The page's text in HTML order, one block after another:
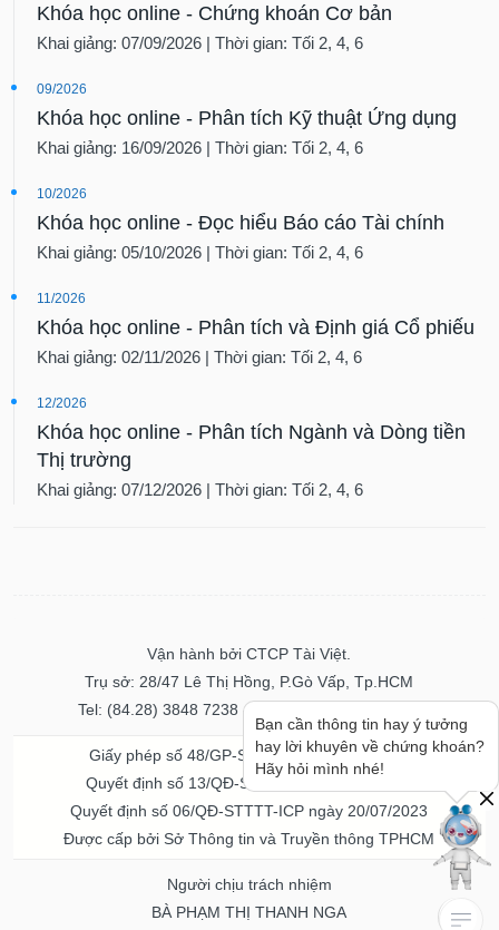
Khóa học online - Chứng khoán Cơ bản
Khai giảng: 07/09/2026 | Thời gian: Tối 2, 4, 6
09/2026
Khóa học online - Phân tích Kỹ thuật Ứng dụng
Khai giảng: 16/09/2026 | Thời gian: Tối 2, 4, 6
10/2026
Khóa học online - Đọc hiểu Báo cáo Tài chính
Khai giảng: 05/10/2026 | Thời gian: Tối 2, 4, 6
11/2026
Khóa học online - Phân tích và Định giá Cổ phiếu
Khai giảng: 02/11/2026 | Thời gian: Tối 2, 4, 6
12/2026
Khóa học online - Phân tích Ngành và Dòng tiền
Thị trường
Khai giảng: 07/12/2026 | Thời gian: Tối 2, 4, 6
Vận hành bởi CTCP Tài Việt.
Trụ sở: 28/47 Lê Thị Hồng, P.Gò Vấp, Tp.HCM
Tel: (84.28) 3848 7238 - Fax: (84.28) 3848 7237
Giấy phép số 48/GP-STTTT ngày 04/11/2016
Quyết định số 13/QĐ-STTTT ngày 02/11/2017
Quyết định số 06/QĐ-STTTT-ICP ngày 20/07/2023
Được cấp bởi Sở Thông tin và Truyền thông TPHCM
Người chịu trách nhiệm
BÀ PHẠM THỊ THANH NGA
Bạn cần thông tin hay ý tưởng
hay lời khuyên về chứng khoán?
Hãy hỏi mình nhé!